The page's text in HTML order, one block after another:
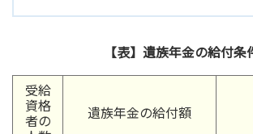
【表】遺族年金の給付条
受給
資格
者の 遺族年金の給付額